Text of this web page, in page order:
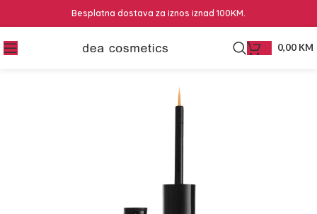
Besplatna dostava za iznos iznad 100KM.
0,00 KM